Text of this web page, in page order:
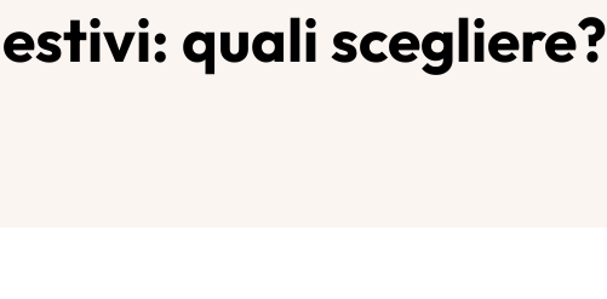
quali scegliere?